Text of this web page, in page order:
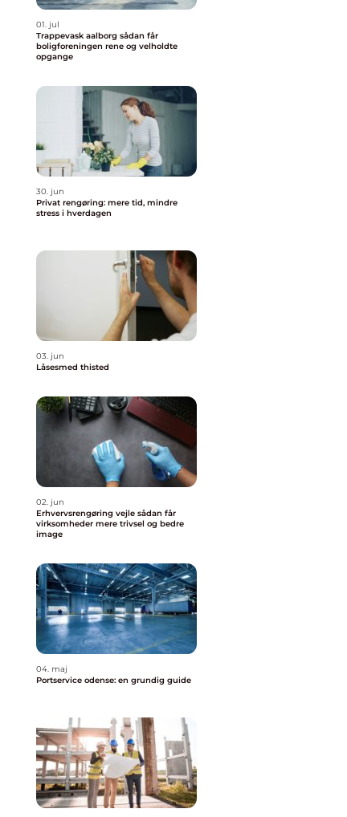
01. jul
Trappevask aalborg sådan får
boligforeningen rene og velholdte
opgange
30. jun
Privat rengøring: mere tid, mindre
stress i hverdagen
03. jun
Låsesmed thisted
02. jun
Erhvervsrengøring vejle sådan får
virksomheder mere trivsel og bedre
image
04. maj
Portservice odense: en grundig guide